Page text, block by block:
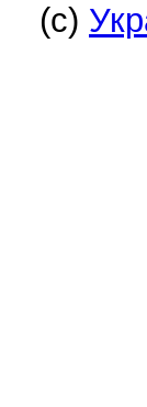
(c)